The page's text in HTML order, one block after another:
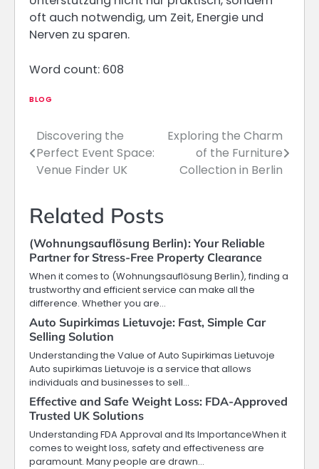
oft auch notwendig, um Zeit, Energie und
Nerven zu sparen.
Word count: 608
BLOG
Post
navigation
Discovering the
Perfect Event Space:
Venue Finder UK
Exploring the Charm
of the Furniture
Collection in Berlin
Related Posts
(Wohnungsauflösung Berlin): Your Reliable
Partner for Stress-Free Property Clearance
When it comes to (Wohnungsauflösung Berlin), finding a
trustworthy and efficient service can make all the
difference. Whether you are…
Auto Supirkimas Lietuvoje: Fast, Simple Car
Selling Solution
Understanding the Value of Auto Supirkimas Lietuvoje
Auto supirkimas Lietuvoje is a service that allows
individuals and businesses to sell…
Effective and Safe Weight Loss: FDA-Approved
Trusted UK Solutions
Understanding FDA Approval and Its ImportanceWhen it
comes to weight loss, safety and effectiveness are
paramount. Many people are drawn…